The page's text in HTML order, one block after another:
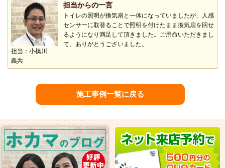
担当：小橋川
義共
担当からの一言
トイレの照明が換気扇と一体になっていましたが、人感
センサーに取替ることで照明を付けたまま換気扇を回せ
るようになり満足して頂きました。ご用命いただきまし
て、ありがとうございました。
施工事例一覧に戻る